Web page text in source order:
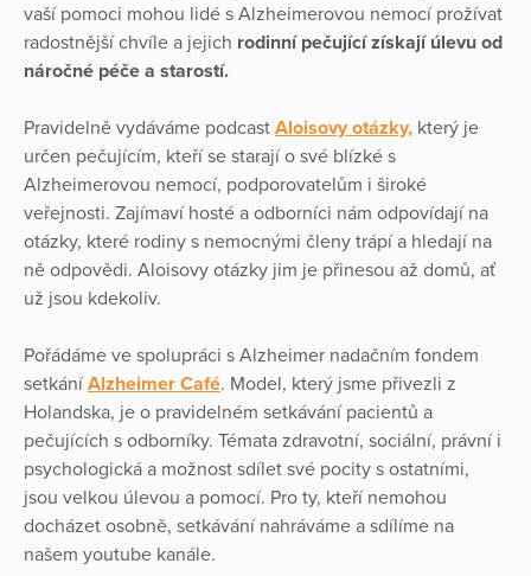
vaší pomoci mohou lidé s Alzheimerovou nemocí prožívat
radostnější chvíle a jejich rodinní pečující získají úlevu od
náročné péče a starostí.
Pravidelně vydáváme podcast Aloisovy otázky, který je
určen pečujícím, kteří se starají o své blízké s
Alzheimerovou nemocí, podporovatelům i široké
veřejnosti. Zajímaví hosté a odborníci nám odpovídají na
otázky, které rodiny s nemocnými členy trápí a hledají na
ně odpovědi. Aloisovy otázky jim je přinesou až domů, ať
už jsou kdekoliv.
Pořádáme ve spolupráci s Alzheimer nadačním fondem
setkáníAlzheimer Café. Model, který jsme přivezli z
Holandska, je o pravidelném setkávání pacientů a
pečujících s odborníky. Témata zdravotní, sociální, právní i
psychologická a možnost sdílet své pocity s ostatními,
jsou velkou úlevou a pomocí. Pro ty, kteří nemohou
docházet osobně, setkávání nahráváme a sdílíme na
našem youtube kanále.